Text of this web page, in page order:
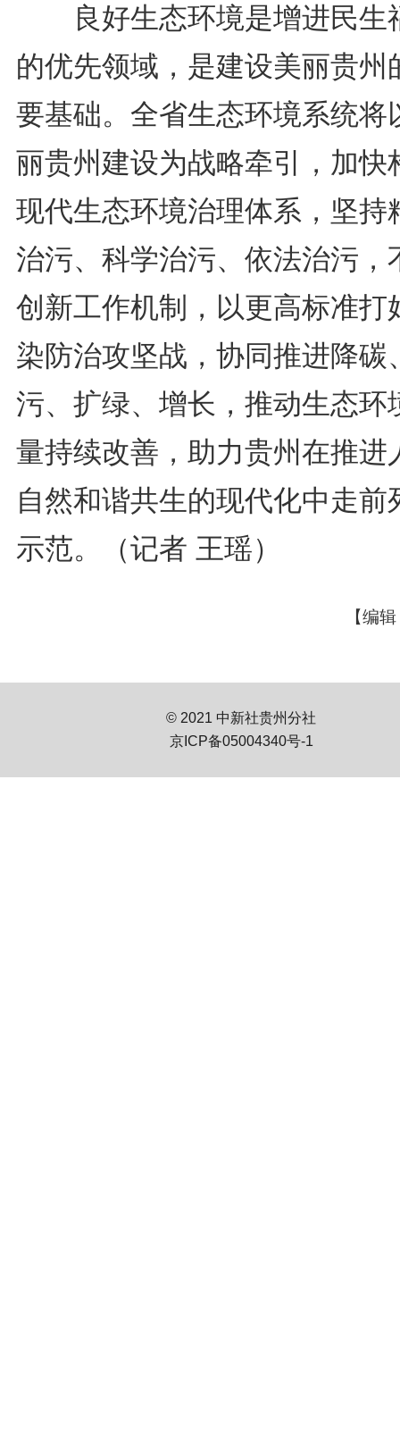
良好生态环境是增进民生
的优先领域，是建设美丽贵州
要基础。全省生态环境系统将
丽贵州建设为战略牵引，加快
现代生态环境治理体系，坚持
治污、科学治污、依法治污，
创新工作机制，以更高标准打
染防治攻坚战，协同推进降碳
污、扩绿、增长，推动生态环
量持续改善，助力贵州在推进
自然和谐共生的现代化中走前
示范。（记者 王瑶）
【编
© 2021 中新社贵州分社
京ICP备05004340号-1